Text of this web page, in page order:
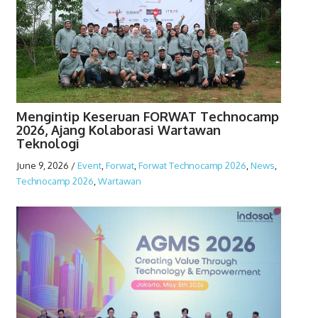
Mengintip Keseruan FORWAT Technocamp
2026, Ajang Kolaborasi Wartawan
Teknologi
June 9, 2026 /Event, Forwat, Forwat Technocamp 2026 News
Technocamp 2026 Wartawan